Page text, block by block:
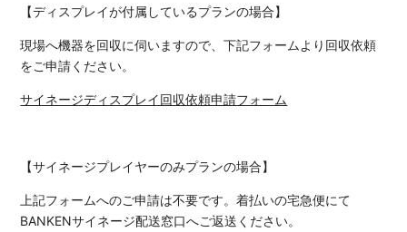
【ディスプレイが付属しているプランの場合】
現場へ機器を回収に伺いますので、下記フォームより回収依頼
をご申請ください。
サイネージディスプレイ回収依頼申請フォーム
【サイネージプレイヤーのみプランの場合】
上記フォームへのご申請は不要です。着払いの宅急便にて
BANKENサイネージ配送窓口へご返送ください。